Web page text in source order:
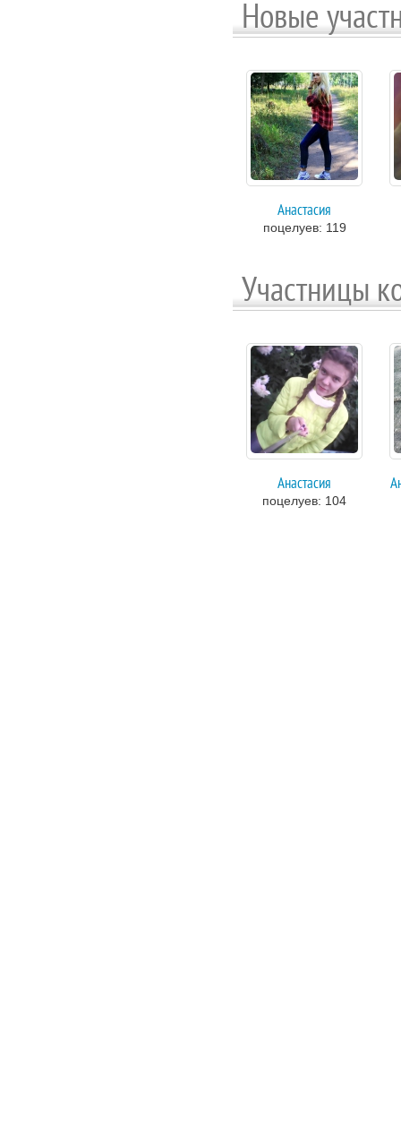
Новые
Анастасия
поцелуев: 119
Участницы
Анастасия
поцелуев: 104